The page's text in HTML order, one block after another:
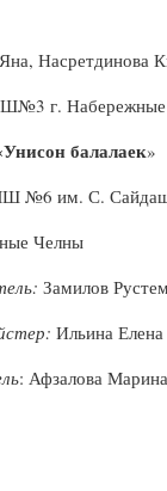
Насретдинова
г. Набережные
балалаек
№6 им. С.
Челны
Замилов
Ильина
: Афзалова